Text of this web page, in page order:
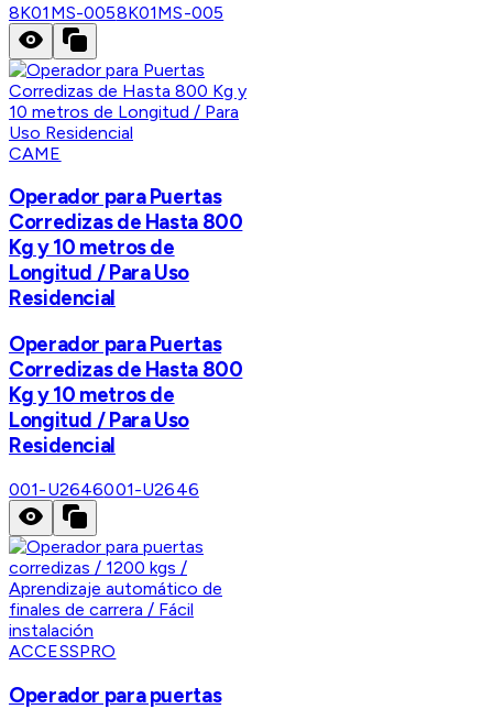
8K01MS-0058K01MS-005
CAME
Operador para Puertas
Corredizas de Hasta 800
Kg y 10 metros de
Longitud / Para Uso
Residencial
Operador para Puertas
Corredizas de Hasta 800
Kg y 10 metros de
Longitud / Para Uso
Residencial
001-U2646001-U2646
ACCESSPRO
Operador para puertas